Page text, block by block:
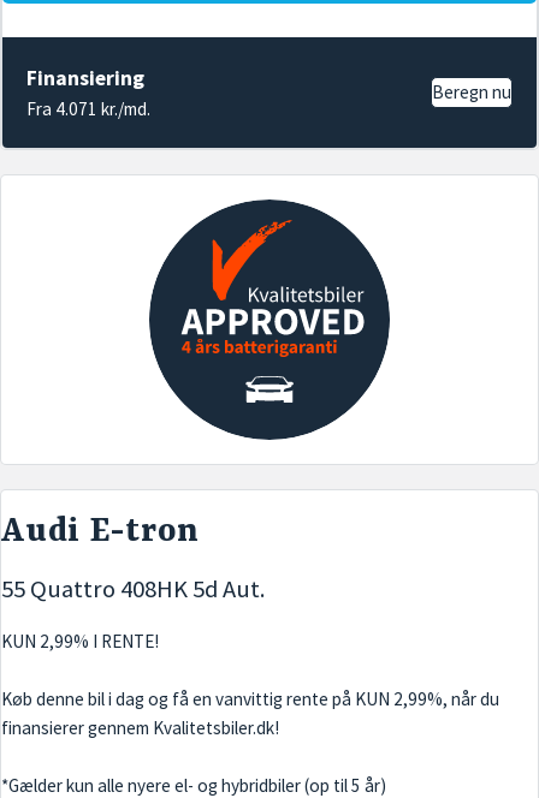
Finansiering
Fra 4.071 kr./md.
Beregn nu
Audi E-tron
55 Quattro 408HK 5d Aut.
KUN 2,99% I RENTE!
Køb denne bil i dag og få en vanvittig rente på KUN 2,99%, når du
finansierer gennem Kvalitetsbiler.dk!
*Gælder kun alle nyere el- og hybridbiler (op til 5 år)